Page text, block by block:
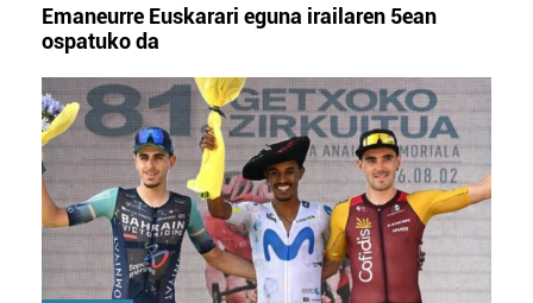
Emaneurre Euskarari eguna irailaren 5ean
ospatuko da